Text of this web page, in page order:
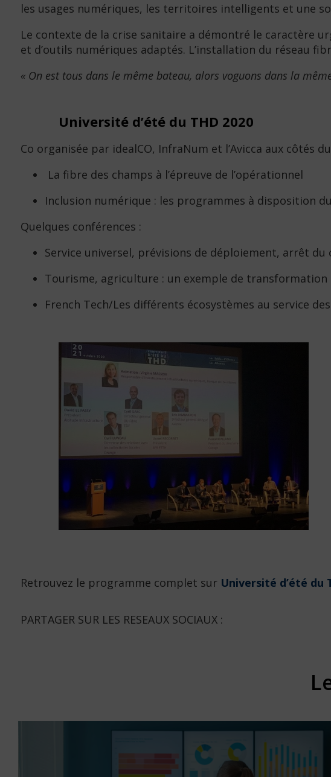
les usages numériques, les territoires intelligents et une
Le contexte de la crise sanitaire a démontré le caractère
et d’outils numériques adaptés. L’installation du réseau
« On est tous dans le même bateau, alors voguons dans la
Université d’été du THD 2020
Co organisée par idealCO, InfraNum et l’Avicca aux côtés
La fibre des champs à l’épreuve de l’opérationnel
Inclusion numérique : les programmes à disposition
Quelques conférences :
Service universel, prévisions de déploiement, arrêt
Tourisme, agriculture : un exemple de
French Tech/Les différents écosystèmes au service
Retrouvez le programme complet sur Université d’été du
PARTAGER SUR LES RESEAUX SOCIAUX :